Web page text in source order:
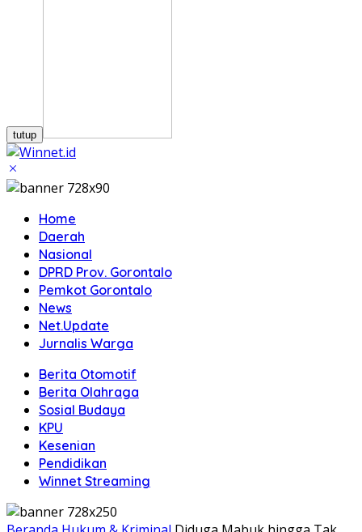
tutup
Home
Daerah
Nasional
DPRD Prov. Gorontalo
Pemkot Gorontalo
News
Net.Update
Jurnalis Warga
Berita Otomotif
Berita Olahraga
Sosial Budaya
KPU
Kesenian
Pendidikan
Winnet Streaming